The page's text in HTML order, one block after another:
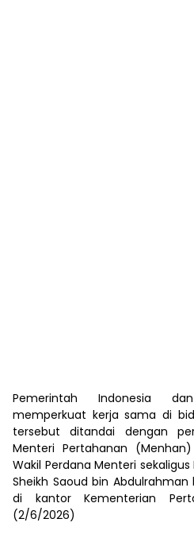
Pemerintah Indonesia
memperkuat kerja sama di
tersebut ditandai dengan
Menteri Pertahanan
Wakil Perdana Menteri
Sheikh Saoud bin Abdulrahman
di kantor Kementerian
(2/6/2026)